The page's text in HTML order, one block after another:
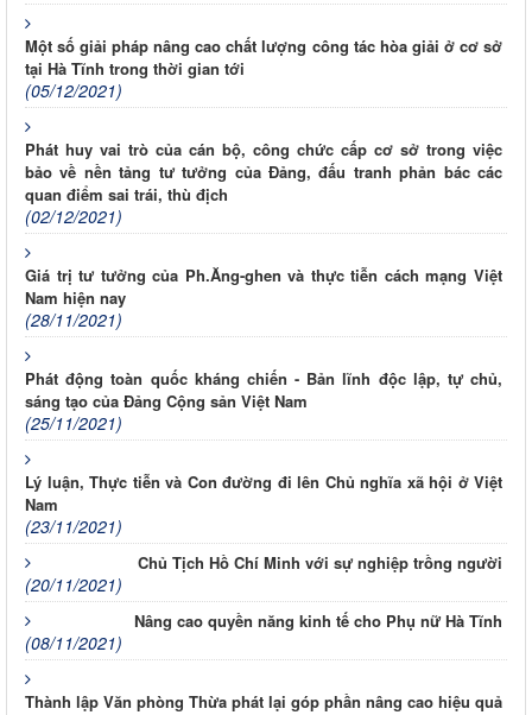
Một số giải pháp nâng cao chất lượng công tác hòa giải ở cơ sở
tại Hà Tĩnh trong thời gian tới
(05/12/2021)
Phát huy vai trò của cán bộ, công chức cấp cơ sở trong việc
bảo về nền tảng tư tưởng của Đảng, đấu tranh phản bác các
quan điểm sai trái, thù địch
(02/12/2021)
Giá trị tư tưởng của Ph.Ăng-ghen và thực tiễn cách mạng Việt
Nam hiện nay
(28/11/2021)
Phát động toàn quốc kháng chiến - Bản lĩnh độc lập, tự chủ,
sáng tạo của Đảng Cộng sản Việt Nam
(25/11/2021)
Lý luận, Thực tiễn và Con đường đi lên Chủ nghĩa xã hội ở Việt
Nam
(23/11/2021)
Chủ Tịch Hồ Chí Minh với sự nghiệp trồng người
(20/11/2021)
Nâng cao quyền năng kinh tế cho Phụ nữ Hà Tĩnh
(08/11/2021)
Thành lập Văn phòng Thừa phát lại góp phần nâng cao hiệu quả